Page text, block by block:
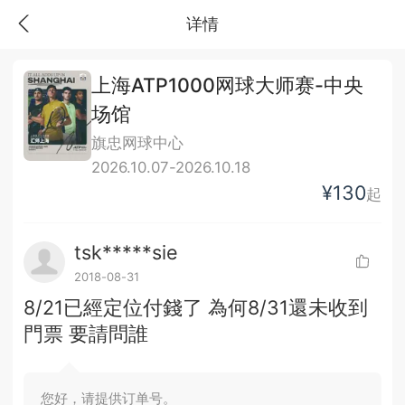
详情
上海ATP1000网球大师赛-中央
场馆
旗忠网球中心
2026.10.07-2026.10.18
¥130起
tsk*****sie
2018-08-31
8/21已經定位付錢了 為何8/31還未收到
門票 要請問誰
您好，请提供订单号。